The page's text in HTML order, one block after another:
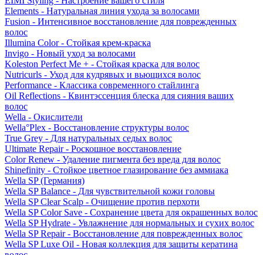
Elements - Натуральная линия ухода за волосами
Fusion - Интенсивное восстановление для поврежденных
волос
Illumina Color - Стойкая крем-краска
Invigo - Новый уход за волосами
Koleston Perfect Me + - Стойкая краска для волос
Nutricurls - Уход для кудрявых и вьющихся волос
Performance - Классика современного стайлинга
Oil Reflections - Квинтэссенция блеска для сияния ваших
волос
Wella - Окислители
Wella°Plex - Восстановление структуры волос
True Grey - Для натуральных седых волос
Ultimate Repair - Роскошное восстановление
Color Renew - Удаление пигмента без вреда для волос
Shinefinity - Стойкое цветное глазирование без аммиака
Wella SP (Германия)
Wella SP Balance - Для чувствительной кожи головы
Wella SP Clear Scalp - Очищение против перхоти
Wella SP Color Save - Сохранение цвета для окрашенных волос
Wella SP Hydrate - Увлажнение для нормальных и сухих волос
Wella SP Repair - Восстановление для поврежденных волос
Wella SP Luxe Oil - Новая коллекция для защиты кератина